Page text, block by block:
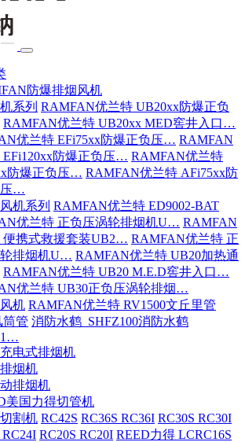
防爆排烟风机
系列 RAMFAN优兰特 UB20xx防爆正负
RAMFAN优兰特 UB20xx MED窖井入口…
优兰特 EFi75xx防爆正负压… RAMFAN
EFi120xx防爆正负压… RAMFAN优兰特
防爆正负压… RAMFAN优兰特 AFi75xx防
压…
机系列 RAMFAN优兰特 ED9002-BAT
优兰特 正负压涡轮排烟机U… RAMFAN
便携式救援套装UB2… RAMFAN优兰特 正
排烟机U… RAMFAN优兰特 UB20加热通
RAMFAN优兰特 UB20 M.E.D窖井入口…
优兰特 UB30正负压涡轮排烟…
机 RAMFAN优兰特 RV1500文丘里管
筒管 消防水鹤_SHFZ100消防水鹤
电式排烟机
烟机
排烟机
美国力得切管机
割机 RC42S RC36S RC36I RC30S RC30I
RC24I RC20S RC20I REED力得 LCRC16S